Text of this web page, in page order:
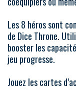
Les 8 héros sont
de Dice Throne.
booster les
jeu progresse.
Jouez les cartes